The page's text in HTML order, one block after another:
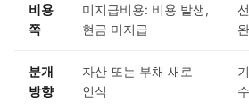
비용
쪽
미지급비용: 비용 발생,
현금 미지급
분개
방향
자산 또는 부채 새로
인식